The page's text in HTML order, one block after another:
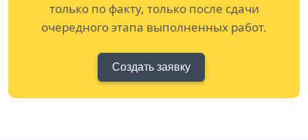
только по факту, только после сдачи
очередного этапа выполненных работ.
Создать заявку